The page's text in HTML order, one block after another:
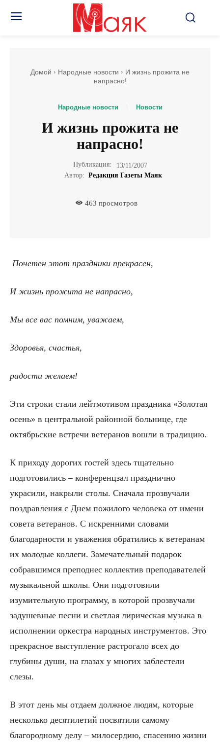
Домой Народные новости
И жизнь прожита не
напрасно!
Народные новости Новости
И жизнь прожита не
напрасно!
Публикация:
13/11/2007
Автор: Редакция Газеты Маяк
463 просмотров
Почетен этот праздники прекрасен,
И жизнь прожита не напрасно,
Мы все вас помним, уважаем,
Здоровья, счастья,
радости желаем!
Эти строки стали лейтмотивом праздника «Золотая
осень» в центральной районной больнице, где
октябрьские встречи ветеранов вошли в традицию.
К приходу дорогих гостей здесь тщательно
подготовились – конференцзал празднично
украсили, накрыли столы. Сначала прозвучали
поздравления с Днем пожилого человека от имени
совета ветеранов. С искренними словами
благодарности и уважения обратились к ветеранам
их молодые коллеги. Замечательный подарок
собравшимся преподнес коллектив преподавателей
музыкальной школы. Они подготовили
изумительную программу, в которой прозвучали
задушевные песни и светлая лирическая музыка в
исполнении оркестра народных инструментов. Это
прекрасное выступление растрогало всех до
глубины души, на глазах у многих заблестели
слезы.
В этот день мы отдаем должное людям, которые
несколько десятилетий посвятили самому
благородному делу – милосердию, спасению жизни